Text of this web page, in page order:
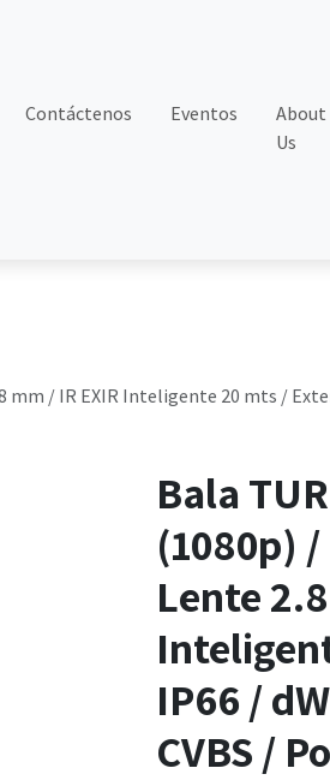
Contáctenos Eventos
About
Us
mm / IR EXIR Inteligente 20 mts /
Bala
(1080p)
Lente
IP66 /
CVBS /